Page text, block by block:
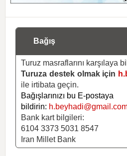
Bağış
Turuz masraflarını karşılaya
Turuza destek olmak için
ile irtibata geçin.
Bağışlarınızı bu E-postaya
bildirin:
Bank kart bilgileri:
6104 3373 5031 8547
Iran Millet Bank